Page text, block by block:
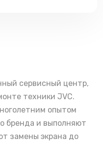
сервисный центр,
техники JVC.
опытом
бренда и выполняют
замены экрана до